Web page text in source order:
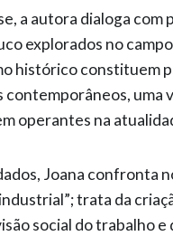
a autora dialoga
explorados no
histórico constituem
uma
operantes na
Joana confronta
trata da
social do trabalho e